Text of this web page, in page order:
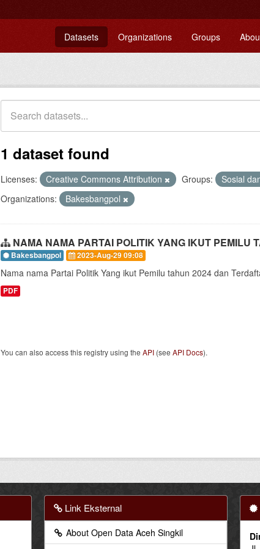
Datasets Organizations Groups
1 dataset found
Licenses: Creative Commons Attribution Groups: Sosial
Organizations:
Bakesbangpol
NAMA NAMA PARTAI POLITIK YANG IKUT PEMILU
Bakesbangpol 2023-Aug-29 09:08
Nama nama Partai Politik Yang ikut Pemilu tahun 2024 dan
PDF
You can also access this registry using the API (see API Docs).
Link Eksternal
About Open Data Aceh Singkil